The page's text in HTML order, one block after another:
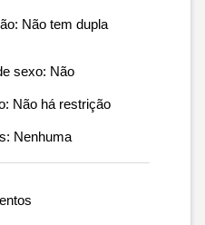
Não tem dupla
sexo: Não
Não há restrição
Nenhuma